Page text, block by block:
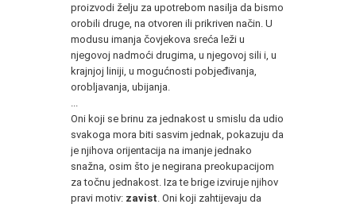
proizvodi želju za upotrebom nasilja da bismo
orobili druge, na otvoren ili prikriven način. U
modusu imanja čovjekova sreća leži u
njegovoj nadmoći drugima, u njegovoj sili i, u
krajnjoj liniji, u mogućnosti pobjeđivanja,
orobljavanja, ubijanja.
Oni koji se brinu za jednakost u smislu da udio
svakoga mora biti sasvim jednak, pokazuju da
je njihova orijentacija na imanje jednako
snažna, osim što je negirana preokupacijom
za točnu jednakost. Iza te brige izviruje njihov
pravi motiv: zavist . Oni koji zahtijevaju da